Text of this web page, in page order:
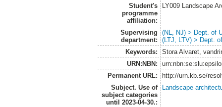
Student's
programme
affiliation:
LY009 Landscape
Supervising
department:
(NL, NJ) > Dept. of
(LTJ, LTV) > Dept.
Keywords:
Stora Alvaret,
URN:NBN:
Permanent URL:
http://urn.kb.se/
Subject. Use of
subject categories
until 2023-04-30.:
Landscape